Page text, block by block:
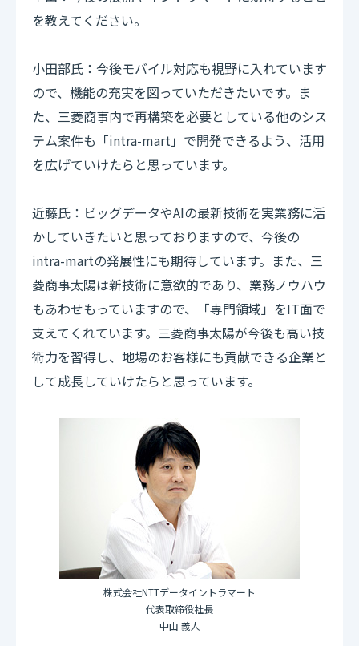
を教えてください。
小田部氏：今後モバイル対応も視野に入れています
ので、機能の充実を図っていただきたいです。ま
た、三菱商事内で再構築を必要としている他のシス
テム案件も「intra-mart」で開発できるよう、活用
を広げていけたらと思っています。
近藤氏：ビッグデータやAIの最新技術を実業務に活
かしていきたいと思っておりますので、今後の
intra-martの発展性にも期待しています。また、三
菱商事太陽は新技術に意欲的であり、業務ノウハウ
もあわせもっていますので、「専門領域」をIT面で
支えてくれています。三菱商事太陽が今後も高い技
術力を習得し、地場のお客様にも貢献できる企業と
して成長していけたらと思っています。
株式会社NTTデータイントラマート
代表取締役社長
中山 義人